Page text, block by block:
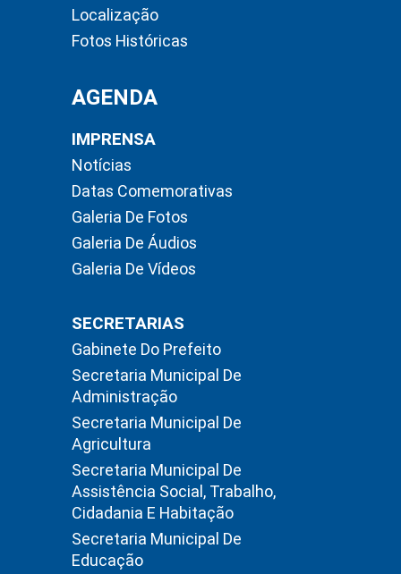
Localização
Fotos Históricas
AGENDA
IMPRENSA
Notícias
Datas Comemorativas
Galeria De Fotos
Galeria De Áudios
Galeria De Vídeos
SECRETARIAS
Gabinete Do Prefeito
Secretaria Municipal De
Administração
Secretaria Municipal De
Agricultura
Secretaria Municipal De
Assistência Social, Trabalho,
Cidadania E Habitação
Secretaria Municipal De
Educação